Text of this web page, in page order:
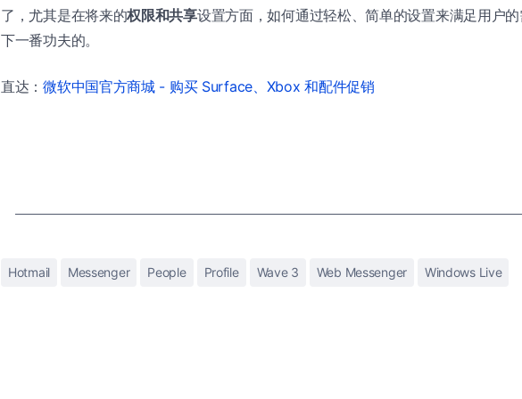
了，尤其是在将来的权限和共享设置方面，如何通过轻松、简单的设置来满足用户
下一番功夫的。
直达：微软中国官方商城 - 购买 Surface、Xbox 和配件促销
Hotmail Messenger People Profile Wave 3 Web Messenger Windows Live